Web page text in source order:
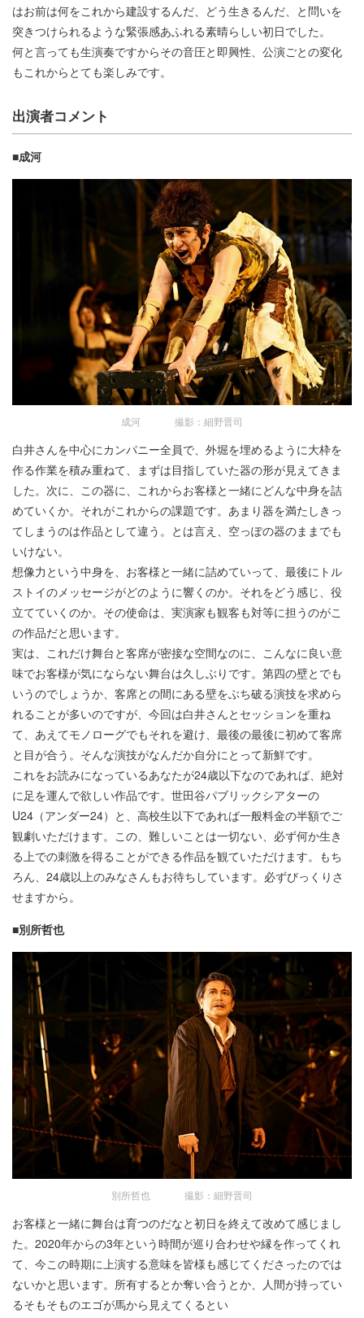
はお前は何をこれから建設するんだ、どう生きるんだ、と問いを
突きつけられるような緊張感あふれる素晴らしい初日でした。
何と言っても生演奏ですからその音圧と即興性、公演ごとの変化
もこれからとても楽しみです。
出演者コメント
■成河
成河 撮影：細野晋司
白井さんを中心にカンパニー全員で、外堀を埋めるように大枠を
作る作業を積み重ねて、まずは目指していた器の形が見えてきま
した。次に、この器に、これからお客様と一緒にどんな中身を詰
めていくか。それがこれからの課題です。あまり器を満たしきっ
てしまうのは作品として違う。とは言え、空っぽの器のままでも
いけない。
想像力という中身を、お客様と一緒に詰めていって、最後にトル
ストイのメッセージがどのように響くのか。それをどう感じ、役
立てていくのか。その使命は、実演家も観客も対等に担うのがこ
の作品だと思います。
実は、これだけ舞台と客席が密接な空間なのに、こんなに良い意
味でお客様が気にならない舞台は久しぶりです。第四の壁とでも
いうのでしょうか、客席との間にある壁をぶち破る演技を求めら
れることが多いのですが、今回は白井さんとセッションを重ね
て、あえてモノローグでもそれを避け、最後の最後に初めて客席
と目が合う。そんな演技がなんだか自分にとって新鮮です。
これをお読みになっているあなたが24歳以下なのであれば、絶対
に足を運んで欲しい作品です。世田谷パブリックシアターの
U24（アンダー24）と、高校生以下であれば一般料金の半額でご
観劇いただけます。この、難しいことは一切ない、必ず何か生き
る上での刺激を得ることができる作品を観ていただけます。もち
ろん、24歳以上のみなさんもお待ちしています。必ずびっくりさ
せますから。
■別所哲也
別所哲也 撮影：細野晋司
お客様と一緒に舞台は育つのだなと初日を終えて改めて感じまし
た。2020年からの3年という時間が巡り合わせや縁を作ってくれ
て、今この時期に上演する意味を皆様も感じてくださったのでは
ないかと思います。所有するとか奪い合うとか、人間が持ってい
るそもそものエゴが馬から見えてくるとい